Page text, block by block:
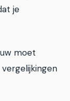
je
moet